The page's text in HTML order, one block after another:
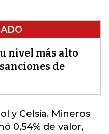
nivel más alto
de
y Celsia. Mineros
0,54% de valor,